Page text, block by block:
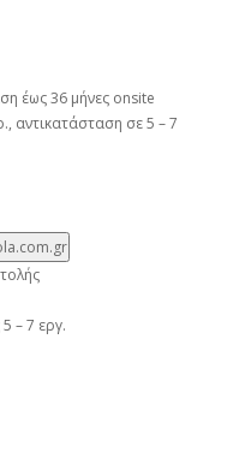
έως 36 μήνες onsite
αντικατάσταση σε 5 – 7
– 7 εργ.